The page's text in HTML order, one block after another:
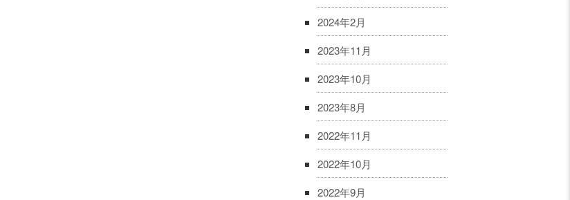
2024年2月
2023年11月
2023年10月
2023年8月
2022年11月
2022年10月
2022年9月